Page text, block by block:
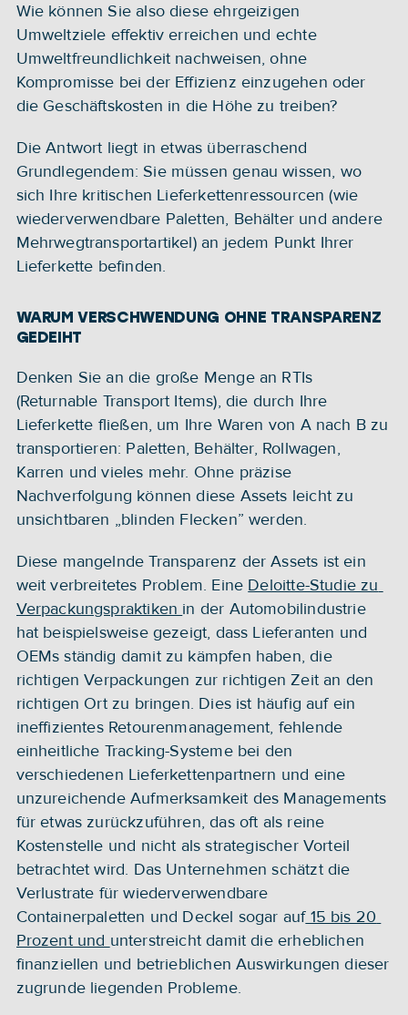
Wie können Sie also diese ehrgeizigen
Umweltziele effektiv erreichen und echte
Umweltfreundlichkeit nachweisen, ohne
Kompromisse bei der Effizienz einzugehen oder
die Geschäftskosten in die Höhe zu treiben?
Die Antwort liegt in etwas überraschend
Grundlegendem: Sie müssen genau wissen, wo
sich Ihre kritischen Lieferkettenressourcen (wie
wiederverwendbare Paletten, Behälter und andere
Mehrwegtransportartikel) an jedem Punkt Ihrer
Lieferkette befinden.
WARUM VERSCHWENDUNG OHNE TRANSPARENZ
GEDEIHT
Denken Sie an die große Menge an RTIs
(Returnable Transport Items), die durch Ihre
Lieferkette fließen, um Ihre Waren von A nach B zu
transportieren: Paletten, Behälter, Rollwagen,
Karren und vieles mehr. Ohne präzise
Nachverfolgung können diese Assets leicht zu
unsichtbaren „blinden Flecken” werden.
Diese mangelnde Transparenz der Assets ist ein
weit verbreitetes Problem. Eine Deloitte-Studie zu
Verpackungspraktiken in der Automobilindustrie
hat beispielsweise gezeigt, dass Lieferanten und
OEMs ständig damit zu kämpfen haben, die
richtigen Verpackungen zur richtigen Zeit an den
richtigen Ort zu bringen. Dies ist häufig auf ein
ineffizientes Retourenmanagement, fehlende
einheitliche Tracking-Systeme bei den
verschiedenen Lieferkettenpartnern und eine
unzureichende Aufmerksamkeit des Managements
für etwas zurückzuführen, das oft als reine
Kostenstelle und nicht als strategischer Vorteil
betrachtet wird. Das Unternehmen schätzt die
Verlustrate für wiederverwendbare
Containerpaletten und Deckel sogar auf 15 bis 20
Prozent und unterstreicht damit die erheblichen
finanziellen und betrieblichen Auswirkungen dieser
zugrunde liegenden Probleme.